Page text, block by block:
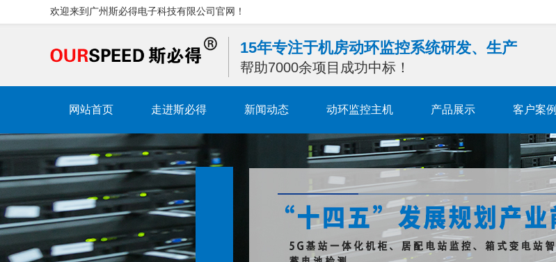
欢迎来到广州斯必得电子科技有限公司官网！
15年专注于机房动环监控系统研发、生产
帮助7000余项目成功中标！
网站首页 走进斯必得 新闻动态 动环监控主机 产品展示 客户案例